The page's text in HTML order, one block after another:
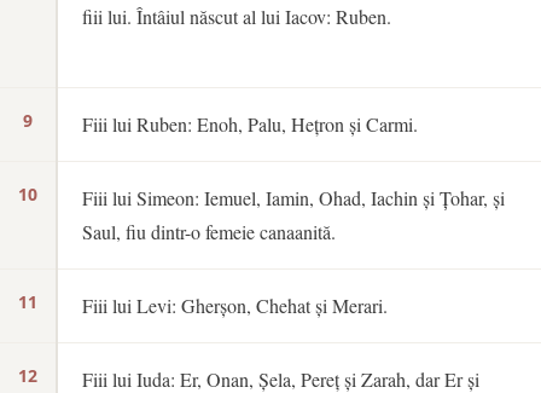
9
10
11
12
fiii lui. Întâiul născut al lui Iacov: Ruben.
Fiii lui Ruben: Enoh, Palu, Hețron și Carmi.
Fiii lui Simeon: Iemuel, Iamin, Ohad, Iachin și Țohar, și
Saul, fiu dintr-o femeie canaanită.
Fiii lui Levi: Gherșon, Chehat și Merari.
Fiii lui Iuda: Er, Onan, Șela, Pereț și Zarah, dar Er și